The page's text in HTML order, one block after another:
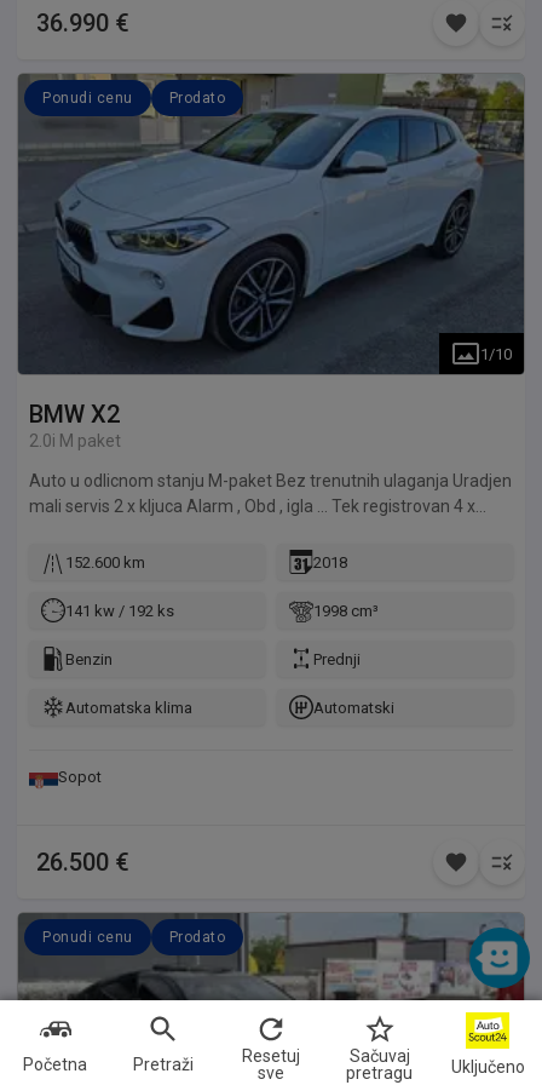
36.990 €
Ponudi cenu Prodato
1 /10
BMW X2
2.0i M paket
Auto u odlicnom stanju M-paket Bez trenutnih ulaganja Uradjen
mali servis 2 x kljuca Alarm , Obd , igla … Tek registrovan 4 x
152.600 km 2018
141 kw / 192 ks 1998 cm³
Benzin Prednji
Automatska klima Automatski
Sopot
26.500 €
Ponudi cenu Prodato
Početna Pretraži
Resetuj
sve
Sačuvaj
pretragu
Uključeno